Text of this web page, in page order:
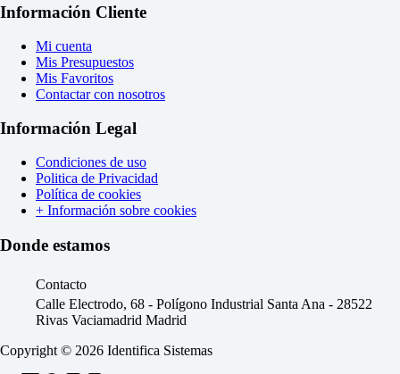
Información Cliente
Mi cuenta
Mis Presupuestos
Mis Favoritos
Contactar con nosotros
Información Legal
Condiciones de uso
Politica de Privacidad
Política de cookies
+ Información sobre cookies
Donde estamos
Contacto
Calle Electrodo, 68 - Polígono Industrial Santa Ana - 28522
Rivas Vaciamadrid Madrid
Copyright © 2026 Identifica Sistemas